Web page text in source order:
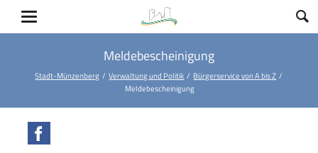
Meldebescheinigung
Stadt-Münzenberg Verwaltung und Politik
Bürgerservice von A bis Z
Meldebescheinigung